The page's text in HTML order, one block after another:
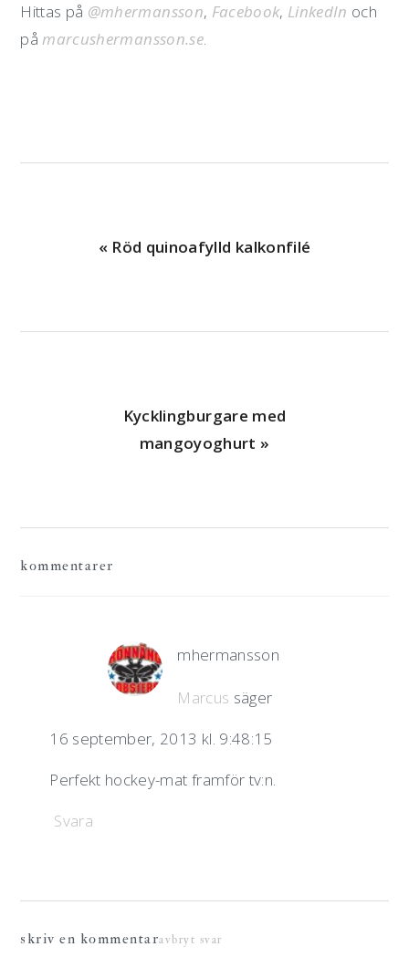
Hittas på @mhermansson, Facebook, LinkedIn och
påmarcushermansson.se.
Föregående
« Röd quinoafylld kalkonfilé
Nästa
Kycklingburgare med
mangoyoghurt »
kommentarer
mhermansson
Marcus säger
16 september, 2013 kl. 9:48:15
Perfekt hockey-mat framför tv:n.
Svara
skriv en kommentaravbryt svar